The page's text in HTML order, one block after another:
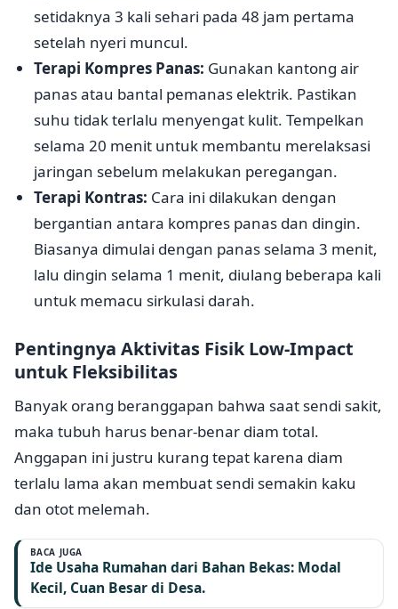
setidaknya 3 kali sehari pada 48 jam pertama
setelah nyeri muncul.
Terapi Kompres Panas: Gunakan kantong air
panas atau bantal pemanas elektrik. Pastikan
suhu tidak terlalu menyengat kulit. Tempelkan
selama 20 menit untuk membantu merelaksasi
jaringan sebelum melakukan peregangan.
Terapi Kontras: Cara ini dilakukan dengan
bergantian antara kompres panas dan dingin.
Biasanya dimulai dengan panas selama 3 menit,
lalu dingin selama 1 menit, diulang beberapa kali
untuk memacu sirkulasi darah.
Pentingnya Aktivitas Fisik Low-Impact
untuk Fleksibilitas
Banyak orang beranggapan bahwa saat sendi sakit,
maka tubuh harus benar-benar diam total.
Anggapan ini justru kurang tepat karena diam
terlalu lama akan membuat sendi semakin kaku
dan otot melemah.
BACA JUGA
Ide Usaha Rumahan dari Bahan Bekas: Modal
Kecil, Cuan Besar di Desa.